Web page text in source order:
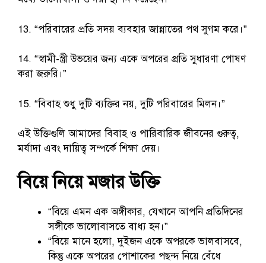
13. “পরিবারের প্রতি সদয় ব্যবহার জান্নাতের পথ সুগম করে।”
14. “স্বামী-স্ত্রী উভয়ের জন্য একে অপরের প্রতি সুধারণা পোষণ
করা জরুরি।”
15. “বিবাহ শুধু দুটি ব্যক্তির নয়, দুটি পরিবারের মিলন।”
এই উক্তিগুলি আমাদের বিবাহ ও পারিবারিক জীবনের গুরুত্ব,
মর্যাদা এবং দায়িত্ব সম্পর্কে শিক্ষা দেয়।
বিয়ে নিয়ে মজার উক্তি
“বিয়ে এমন এক অঙ্গীকার, যেখানে আপনি প্রতিদিনের
সঙ্গীকে ভালোবাসতে বাধ্য হন।”
“বিয়ে মানে হলো, দুইজন একে অপরকে ভালবাসবে,
কিন্তু একে অপরের পোশাকের পছন্দ নিয়ে বেঁধে